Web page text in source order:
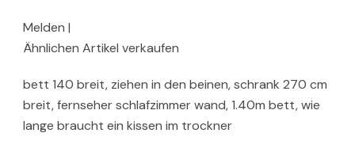
Melden |
Ähnlichen Artikel verkaufen
bett 140 breit, ziehen in den beinen, schrank 270 cm
breit, fernseher schlafzimmer wand, 1.40m bett, wie
lange braucht ein kissen im trockner